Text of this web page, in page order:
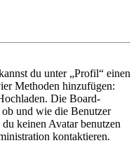
du unter „Profil“ einen
Methoden hinzufügen:
Die Board-
und wie die Benutzer
keinen Avatar benutzen
kontaktieren.